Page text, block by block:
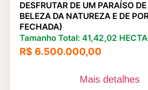
DESFRUTAR DE UM PARAÍSO
BELEZA DA NATUREZA E DE
FECHADA)
Tamanho Total: 41,42,02
R$ 6.500.000,00
Mais detalhes